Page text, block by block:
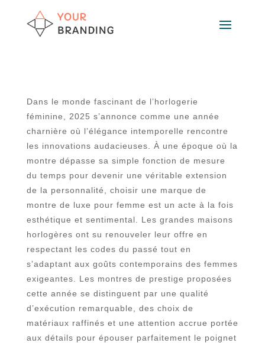
Dans le monde fascinant de l’horlogerie
féminine, 2025 s’annonce comme une année
charnière où l’élégance intemporelle rencontre
les innovations audacieuses. À une époque où la
montre dépasse sa simple fonction de mesure
du temps pour devenir une véritable extension
de la personnalité, choisir une marque de
montre de luxe pour femme est un acte à la fois
esthétique et sentimental. Les grandes maisons
horlogères ont su renouveler leur offre en
respectant les codes du passé tout en
s’adaptant aux goûts contemporains des femmes
exigeantes. Les montres de prestige proposées
cette année se distinguent par une qualité
d’exécution remarquable, des choix de
matériaux raffinés et une attention accrue portée
aux détails pour épouser parfaitement le poignet